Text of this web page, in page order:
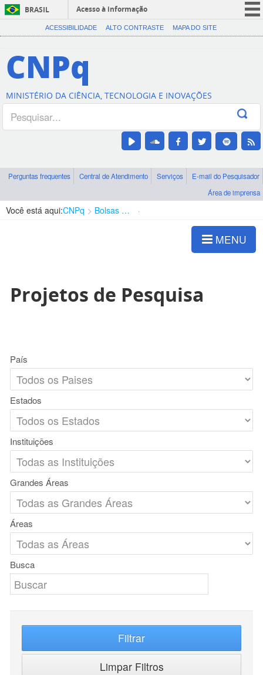
BRASIL
Acesso à informação
CORONAVÍRUS (COVID-19)
Canais
ACESSIBILIDADE ALTO CONTRASTE MAPA DO SITE
CNPq
MINISTÉRIO DA CIÊNCIA, TECNOLOGIA E INOVAÇÕES
Perguntas frequentes Central de Atendimento Serviços
E-mail do Pesquisador
Área de imprensa
Você está aqui:CNPq Bolsas e Auxílios Vigentes
MENU
Projetos de Pesquisa
País
Estados
Instituições
Grandes Áreas
Áreas
Busca
Filtrar
Limpar Filtros